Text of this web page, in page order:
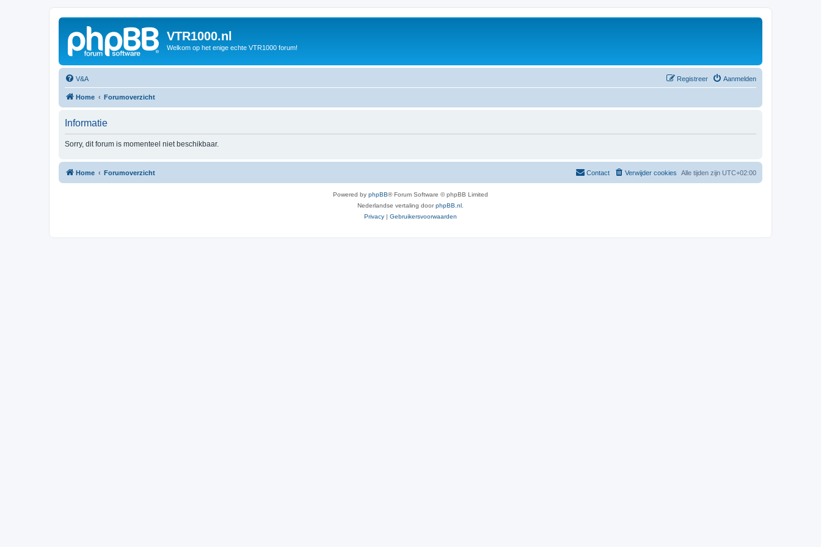
VTR1000.nl
Welkom op het enige echte VTR1000 forum!
V&A Aanmelden
Registreer
Home Forumoverzicht
Informatie
Sorry, dit forum is momenteel niet beschikbaar.
Home Forumoverzicht Alle tijden zijn UTC+02:00
Verwijder cookies
Contact
Powered by phpBB® Forum Software © phpBB Limited
Nederlandse vertaling doorphpBB.nl
Privacy | Gebruikersvoorwaarden